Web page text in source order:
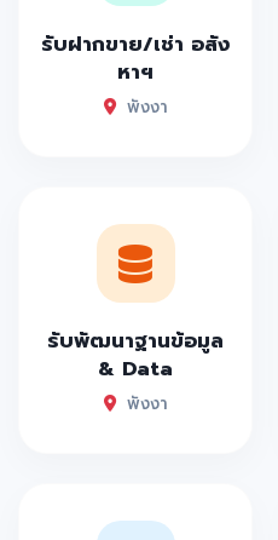
รับฝากขาย/เช่า อสัง
หาฯ
พังงา
รับพัฒนาฐานข้อมูล
& Data
พังงา